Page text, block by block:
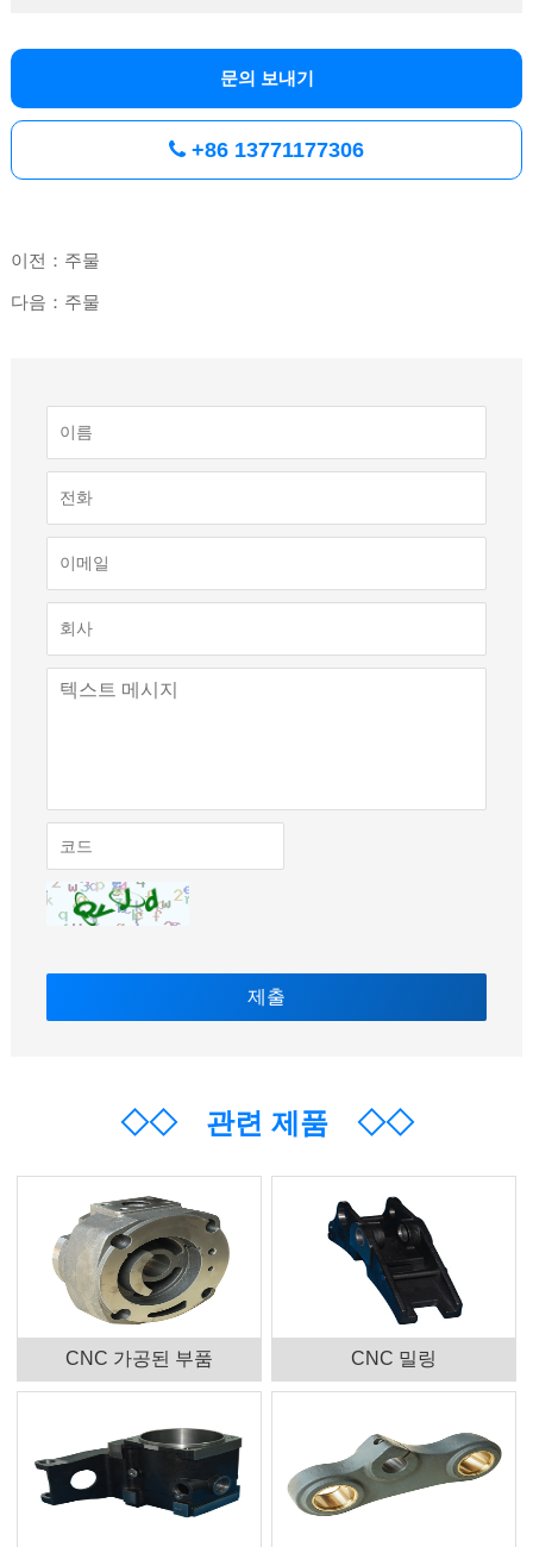
문의 보내기
+86 13771177306
이전：주물
다음：주물
◇◇관련 제품 ◇◇
CNC 가공된 부품 CNC 밀링